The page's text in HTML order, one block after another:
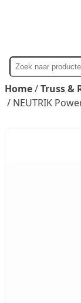
Zoek
naar
Home/Truss &
/ NEUTRIK